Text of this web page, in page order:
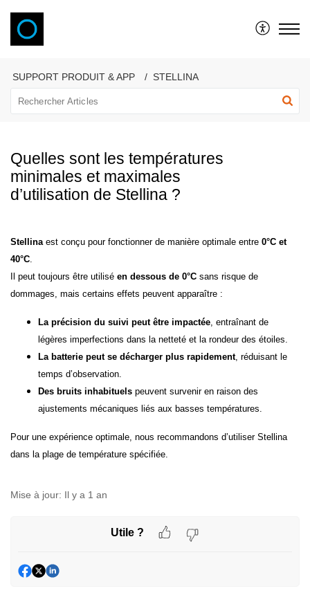
SUPPORT PRODUIT & APP STELLINA
Quelles sont les températures
minimales et maximales
d’utilisation de Stellina ?
Stellinaest conçu pour fonctionner de manière optimale entre 0°C et
40°C.
Il peut toujours être utilisé en dessous de 0°C sans risque de
dommages, mais certains effets peuvent apparaître :
La précision du suivi peut être impactée, entraînant de
légères imperfections dans la netteté et la rondeur des étoiles.
La batterie peut se décharger plus rapidement, réduisant le
temps d’observation.
Des bruits inhabituels peuvent survenir en raison des
ajustements mécaniques liés aux basses températures.
Pour une expérience optimale, nous recommandons d’utiliser Stellina
dans la plage de température spécifiée.
Mise à jour: Il y a 1 an
Utile ?